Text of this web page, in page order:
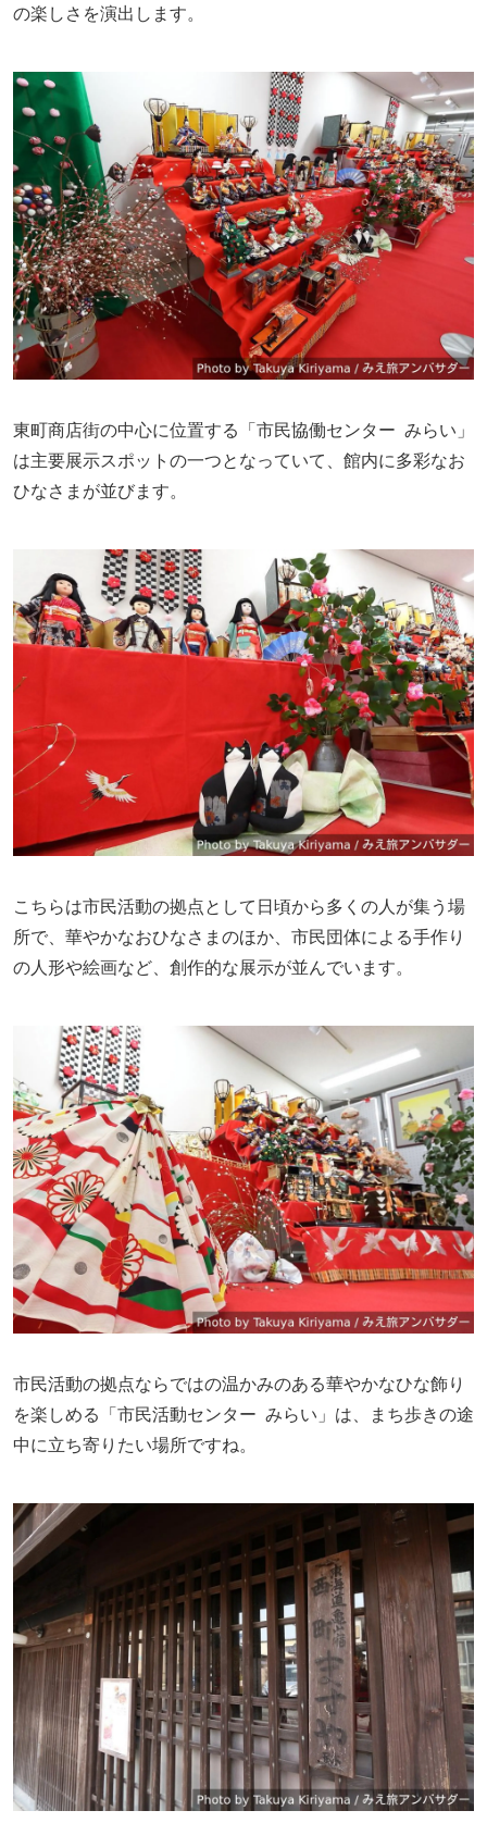
の楽しさを演出します。
東町商店街の中心に位置する「市民協働センター みらい」
は主要展示スポットの一つとなっていて、館内に多彩なお
ひなさまが並びます。
こちらは市民活動の拠点として日頃から多くの人が集う場
所で、華やかなおひなさまのほか、市民団体による手作り
の人形や絵画など、創作的な展示が並んでいます。
市民活動の拠点ならではの温かみのある華やかなひな飾り
を楽しめる「市民活動センター みらい」は、まち歩きの途
中に立ち寄りたい場所ですね。